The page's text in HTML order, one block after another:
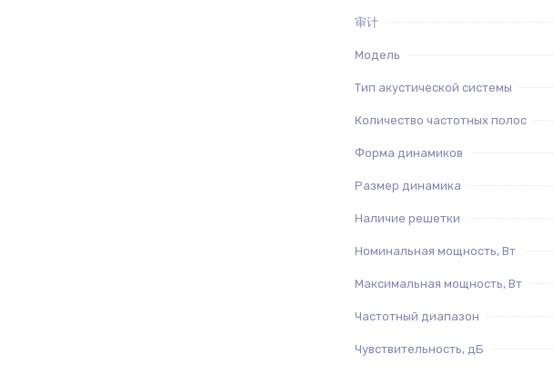
审计
Модель
Тип акустической системы
Количество частотных полос
Форма динамиков
Размер динамика
Наличие решетки
Номинальная мощность, Вт
Максимальная мощность, Вт
Частотный диапазон
Чувствительность, дБ